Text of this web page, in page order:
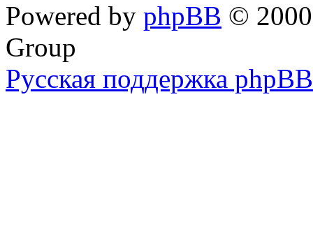
Powered by phpBB ©
Group
Русская поддержка phpBB